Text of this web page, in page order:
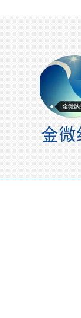
浙江省塑料协会